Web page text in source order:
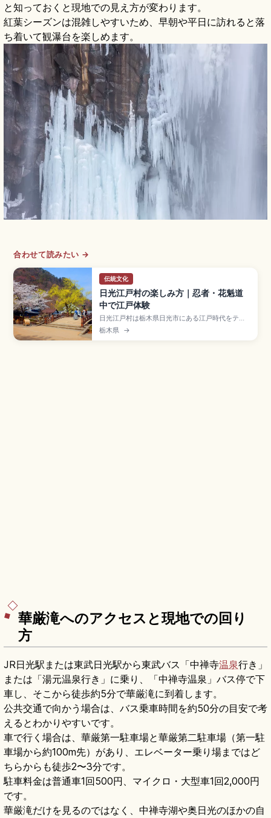
と知っておくと現地での見え方が変わります。
紅葉シーズンは混雑しやすいため、早朝や平日に訪れると落
ち着いて観瀑台を楽しめます。
合わせて読みたい →
伝統文化
日光江戸村の楽しみ方｜忍者・花魁道
中で江戸体験
日光江戸村は栃木県日光市にある江戸時代をテー
マにしたカルチュラルパークで、商人町・武家屋
敷・宿場町・忍者の里など江戸の生活風景を再現
栃木県 →
華厳滝へのアクセスと現地での回り
方
JR日光駅または東武日光駅から東武バス「中禅寺温泉行き」
または「湯元温泉行き」に乗り、「中禅寺温泉」バス停で下
車し、そこから徒歩約5分で華厳滝に到着します。
公共交通で向かう場合は、バス乗車時間を約50分の目安で考
えるとわかりやすいです。
車で行く場合は、華厳第一駐車場と華厳第二駐車場（第一駐
車場から約100m先）があり、エレベーター乗り場まではど
ちらからも徒歩2〜3分です。
駐車料金は普通車1回500円、マイクロ・大型車1回2,000円
です。
華厳滝だけを見るのではなく、中禅寺湖や奥日光のほかの自